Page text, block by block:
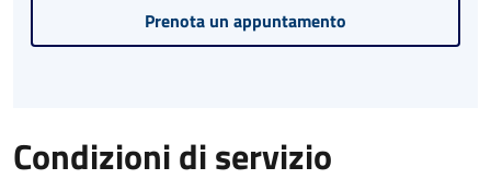
Prenota un appuntamento
Condizioni di servizio